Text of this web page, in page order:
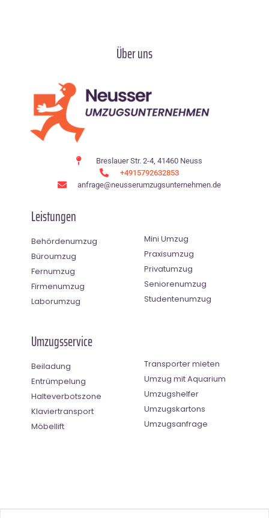
Über uns
Breslauer Str. 2-4, 41460 Neuss
+4915792632853
anfrage@neusserumzugsunternehmen.de
Leistungen
Behördenumzug
Büroumzug
Fernumzug
Firmenumzug
Laborumzug
Mini Umzug
Praxisumzug
Privatumzug
Seniorenumzug
Studentenumzug
Umzugsservice
Beiladung
Entrümpelung
Halteverbotszone
Klaviertransport
Möbellift
Transporter mieten
Umzug mit Aquarium
Umzugshelfer
Umzugskartons
Umzugsanfrage